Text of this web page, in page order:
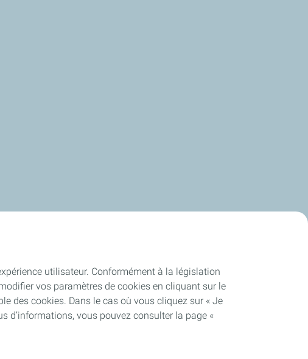
utilisateur. Conformément à la législation
vos paramètres de cookies en cliquant sur le
des cookies. Dans le cas où vous cliquez sur « Je
d’informations, vous pouvez consulter la page «